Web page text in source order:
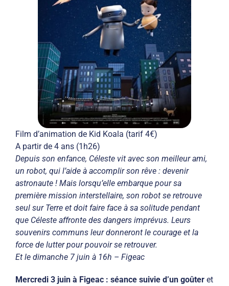
Film d’animation de Kid Koala (tarif 4€)
A partir de 4 ans (1h26)
Depuis son enfance, Céleste vit avec son meilleur ami,
un robot, qui l’aide à accomplir son rêve : devenir
astronaute ! Mais lorsqu’elle embarque pour sa
première mission interstellaire, son robot se retrouve
seul sur Terre et doit faire face à sa solitude pendant
que Céleste affronte des dangers imprévus. Leurs
souvenirs communs leur donneront le courage et la
force de lutter pour pouvoir se retrouver.
Et le dimanche 7 juin à 16h – Figeac
Mercredi 3 juin à Figeac : séance suivie d’un goûter et